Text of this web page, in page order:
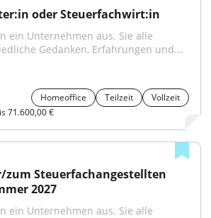
oder Steuerfachwirt:in
ein Unternehmen aus. Sie alle
Gedanken, Erfahrungen und...
Homeoffice Teilzeit
Vollzeit
71.600,00 €
zum Steuerfachangestellten
2027
ein Unternehmen aus. Sie alle